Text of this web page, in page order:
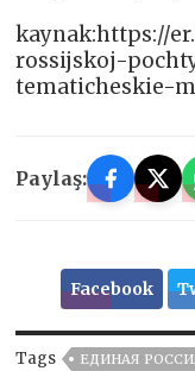
kaynak:https://
rossijskoj-
tematicheskie-
Paylaş:
Facebook
Tags ЕДИНАЯ